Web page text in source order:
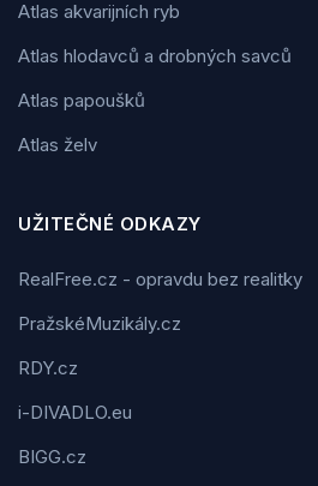
Atlas akvarijních ryb
Atlas hlodavců a drobných savců
Atlas papoušků
Atlas želv
UŽITEČNÉ ODKAZY
RealFree.cz - opravdu bez realitky
PražskéMuzikály.cz
RDY.cz
i-DIVADLO.eu
BIGG.cz